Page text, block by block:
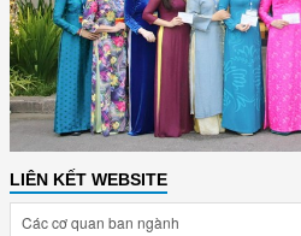
LIÊN KẾT WEBSITE